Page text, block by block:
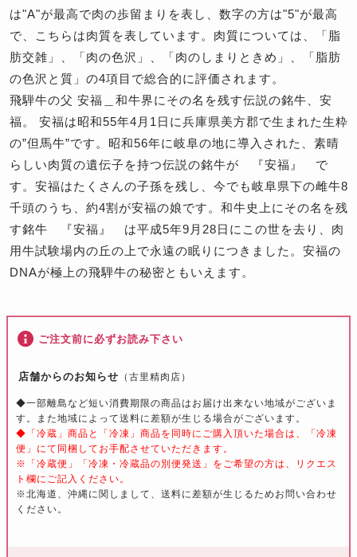
は"A"が最高で肉の歩留まりを表し、数字の方は"5"が最高
で、こちらは肉質を表しています。肉質については、「脂
肪交雑」、「肉の色沢」、「肉のしまりときめ」、「脂肪
の色沢と質」の4項目で総合的に評価されます。
飛騨牛の父 安福
＿和牛界にその名を残す伝説の銘牛、安
福。 安福は昭和55年4月1日に兵庫県美方郡で生まれた生粋
の”但馬牛”です。昭和56年に岐阜の地に導入された、素晴
らしい肉質の遺伝子を持つ伝説の銘牛が 『安福』 で
す。安福はたくさんの子孫を残し、今でも岐阜県下の雌牛8
千頭のうち、約4割が安福の娘です。和牛史上にその名を残
す銘牛 『安福』 は平成5年9月28日にこの世を去り、肉
用牛試験場内の丘の上で永遠の眠りにつきました。安福の
DNAが極上の飛騨牛の秘密ともいえます。
ご注文前に必ずお読み下さい
店舗からのお知らせ （古里精肉店）
◆一部離島など短い消費期限の商品はお届け出来ない地域がございま
す。また地域によって送料に差額が生じる場合がございます。
◆「冷蔵」商品と「冷凍」商品を同時にご購入頂いた場合は、「冷凍
便」にて同梱してお手配させていただきます。
※「冷蔵便」「冷凍・冷蔵品の別便発送」をご希望の方は、リクエス
ト欄にご記入ください。
※北海道、沖縄に関しまして、送料に差額が生じるためお問い合わせ
ください。